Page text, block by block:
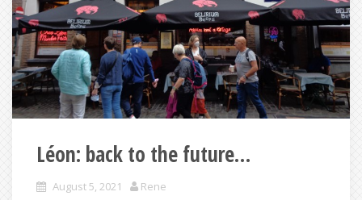
Léon: back to the future…
August 5, 2021 Rene